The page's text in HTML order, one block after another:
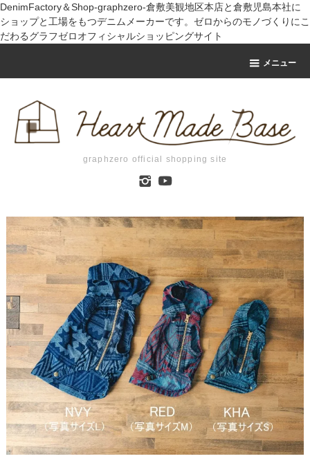
DenimFactory＆Shop-graphzero-倉敷美観地区本店と倉敷児島本社に
ショップと工場をもつデニムメーカーです。ゼロからのモノづくりにこ
だわるグラフゼロオフィシャルショッピングサイト
メニュー
graphzero official shopping site